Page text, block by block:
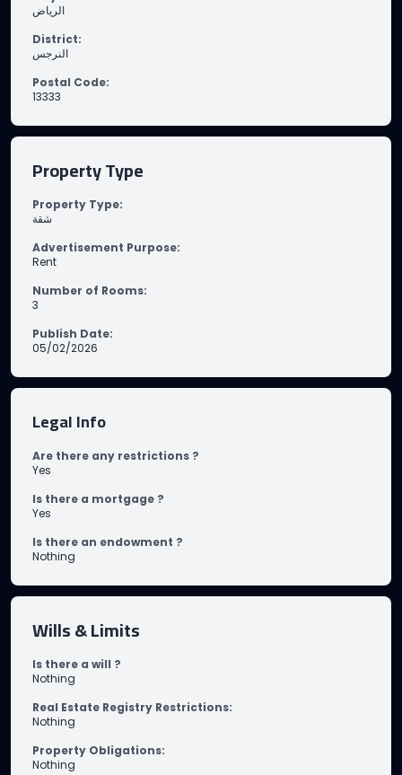
الرياض
District:
النرجس
Postal Code:
13333
Property Type
Property Type:
شقة
Advertisement Purpose:
Rent
Number of Rooms:
3
Publish Date:
05/02/2026
Legal Info
Are there any restrictions ?
Yes
Is there a mortgage ?
Yes
Is there an endowment ?
Nothing
Wills & Limits
Is there a will ?
Nothing
Real Estate Registry Restrictions:
Nothing
Property Obligations:
Nothing